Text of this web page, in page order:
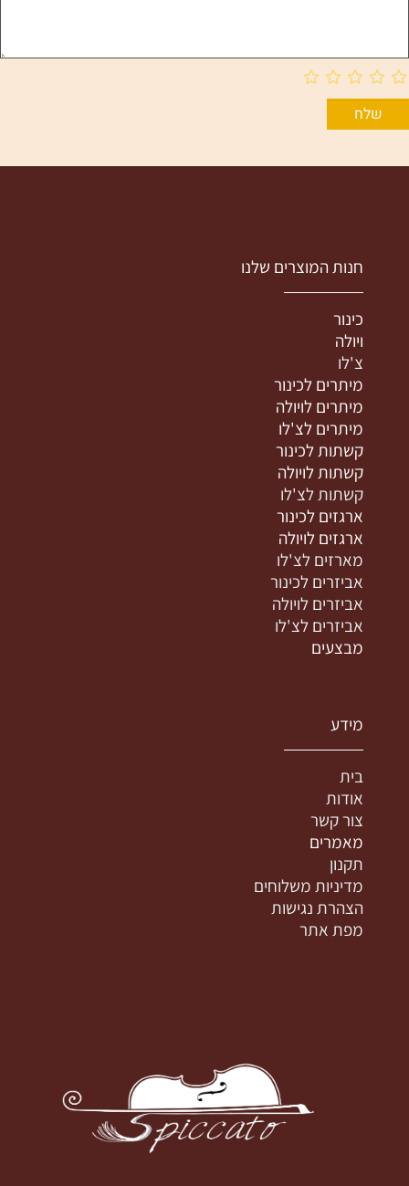
חנות המוצרים שלנו
כינור
ויולה
צ'לו
מיתרים לכינור
מיתרים לויולה
מיתרים לצ'לו
קשתות לכינור
קשתות לויולה
קשתות לצ'לו
ארגזים לכינור
ארגזים לויולה
מארזים לצ'לו
אביזרים לכינור
אביזרים לויולה
אביזרים לצ'לו
מבצעים
מידע
בית
אודות
צור קשר
מאמרים
תקנון
מדיניות משלוחים
הצהרת נגישות
מפת אתר